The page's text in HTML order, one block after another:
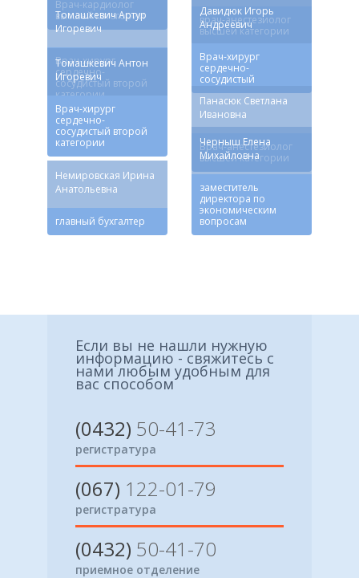
Врач-кардиолог
высшей категории
врач-анестезиолог
высшей категории
Томашкевич Артур
Игоревич
Врач-хирург
сердечно-
сосудистый второй
категории
Давидюк Игорь
Андреевич
Врач-хирург
сердечно-
сосудистый
Томашкевич Антон
Игоревич
Врач-хирург
сердечно-
сосудистый второй
категории
Панасюк Светлана
Ивановна
Врач-анестезиолог
высшей категории
Немировская Ирина
Анатольевна
главный бухгалтер
Черныш Елена
Михайловна
заместитель
директора по
экономическим
вопросам
Если вы не нашли нужную
информацию - свяжитесь с
нами любым удобным для
вас способом
(0432) 50-41-73
регистратура
(067) 122-01-79
регистратура
(0432) 50-41-70
приемное отделение